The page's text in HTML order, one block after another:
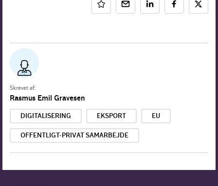
Skrevet af:
Rasmus Emil Gravesen
DIGITALISERING EKSPORT EU
OFFENTLIGT-PRIVAT SAMARBEJDE